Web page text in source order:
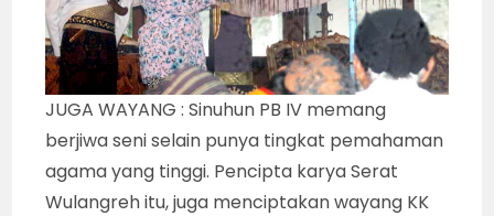
JUGA WAYANG : Sinuhun PB IV memang
berjiwa seni selain punya tingkat pemahaman
agama yang tinggi. Pencipta karya Serat
Wulangreh itu, juga menciptakan wayang KK